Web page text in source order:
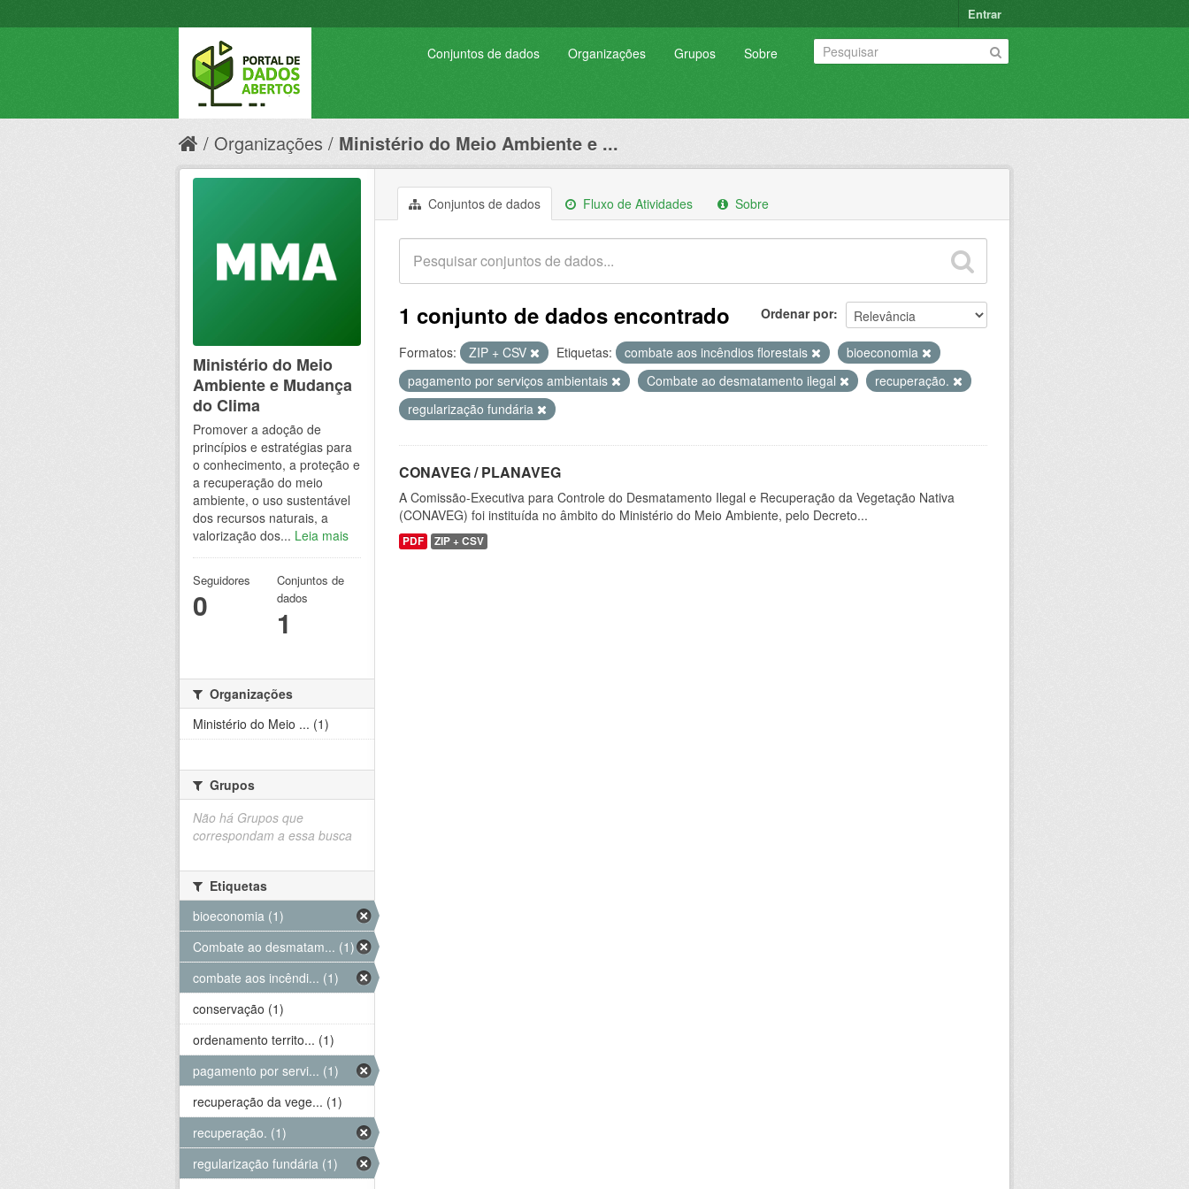
Entrar
Conjuntos de dados Organizações Grupos Sobre
Organizações Ministério do Meio Ambiente e ...
Conjuntos de dados Fluxo de Atividades Sobre
Ordenar por
1 conjunto de dados encontrado
Formatos: ZIP + CSV Etiquetas: combate aos incêndios florestais
bioeconomia
pagamento por serviços ambientais
Combate ao desmatamento ilegal
recuperação.
regularização fundária
CONAVEG / PLANAVEG
A Comissão-Executiva para Controle do Desmatamento Ilegal e Recuperação da Vegetação Nativa
(CONAVEG) foi instituída no âmbito do Ministério do Meio Ambiente, pelo Decreto...
PDF ZIP + CSV
Ministério do Meio
Ambiente e Mudança
do Clima
Promover a adoção de
princípios e estratégias para
o conhecimento, a proteção e
a recuperação do meio
ambiente, o uso sustentável
dos recursos naturais, a
valorização dos... Leia mais
Seguidores
0
Conjuntos de
dados
1
Organizações
Ministério do Meio ... (1)
Grupos
Não há Grupos que
correspondam a essa busca
Etiquetas
bioeconomia (1)
Combate ao desmatam... (1)
combate aos incêndi... (1)
conservação (1)
ordenamento territo... (1)
pagamento por servi... (1)
recuperação da vege... (1)
recuperação. (1)
regularização fundária (1)